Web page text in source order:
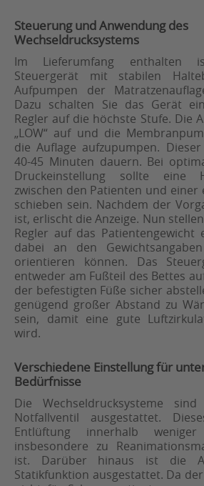
Steuerung und Anwendung des
Wechseldrucksystems
Im Lieferumfang enthalten
Steuergerät mit stabilen
Aufpumpen der
Dazu schalten Sie das Gerät
Regler auf die höchste Stufe. Die
„LOW“ auf und die
die Auflage aufzupumpen.
40-45 Minuten dauern. Bei
Druckeinstellung sollte eine
zwischen den Patienten und einer
schieben sein. Nachdem der
ist, erlischt die Anzeige. Nun
Regler auf das Patientengewicht
dabei an den
orientieren können. Das
entweder am Fußteil des Bettes
der befestigten Füße sicher
genügend großer Abstand zu
sein, damit eine gute
wird.
Verschiedene Einstellung für
Bedürfnisse
Die Wechseldrucksysteme
Notfallventil ausgestattet.
Entlüftung innerhalb
insbesondere zu
ist. Darüber hinaus ist die
Statikfunktion ausgestattet. Da